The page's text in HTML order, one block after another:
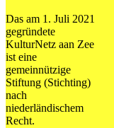
Das am 1. Juli 2021
gegründete
KulturNetz aan Zee
ist eine
gemeinnützige
Stiftung (Stichting)
nach
niederländischem
Recht.